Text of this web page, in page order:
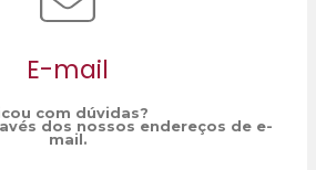
E-mail
com dúvidas?
dos nossos endereços de e-
mail.